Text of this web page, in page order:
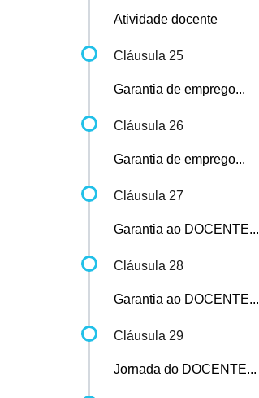
Atividade docente
Cláusula 25
Garantia de emprego...
Cláusula 26
Garantia de emprego...
Cláusula 27
Garantia ao DOCENTE...
Cláusula 28
Garantia ao DOCENTE...
Cláusula 29
Jornada do DOCENTE...